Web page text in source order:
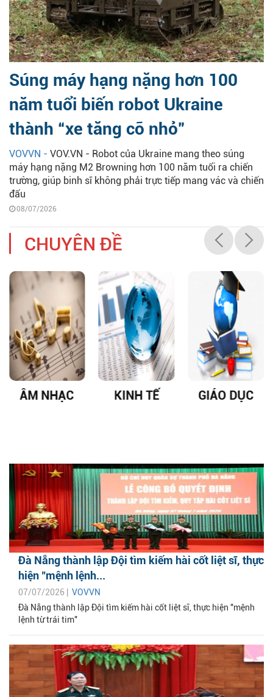
Súng máy hạng nặng hơn 100
năm tuổi biến robot Ukraine
thành “xe tăng cỡ nhỏ”
VOVVN - VOV.VN - Robot của Ukraine mang theo súng
máy hạng nặng M2 Browning hơn 100 năm tuổi ra chiến
trường, giúp binh sĩ không phải trực tiếp mang vác và chiến
đấu
08/07/2026
CHUYÊN ĐỀ
ÂM NHẠC KINH TẾ GIÁO DỤC
Đà Nẵng thành lập Đội tìm kiếm hài cốt liệt sĩ, thực
hiện "mệnh lệnh...
07/07/2026 | VOVVN
Đà Nẵng thành lập Đội tìm kiếm hài cốt liệt sĩ, thực hiện "mệnh
lệnh từ trái tim"